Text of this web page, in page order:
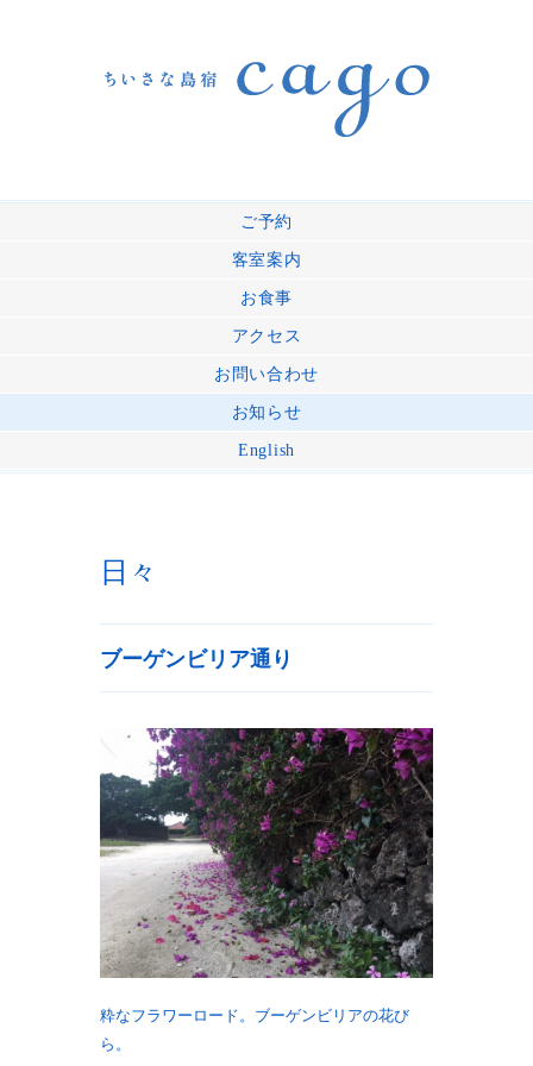
ご予約
客室案内
お食事
アクセス
お問い合わせ
お知らせ
English
日々
ブーゲンビリア通り
粋なフラワーロード。ブーゲンビリアの花び
ら。